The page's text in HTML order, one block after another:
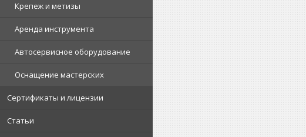
Крепеж и метизы
Аренда инструмента
Автосервисное оборудование
Оснащение мастерских
Сертификаты и лицензии
Статьи